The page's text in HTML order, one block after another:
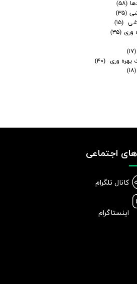
(۵۸)
(۳۵)
(۱۵)
وری (۳۵)
(۱۷)
بهره وری
(۴۰)
(۱۸)
اجتماعی
کانال تلگرام
اینستاگرام